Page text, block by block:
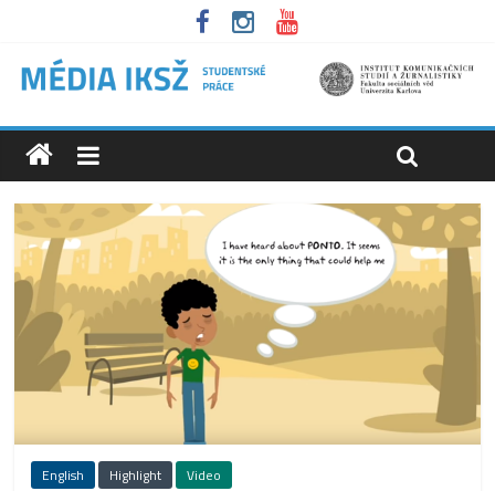
English Highlight Video